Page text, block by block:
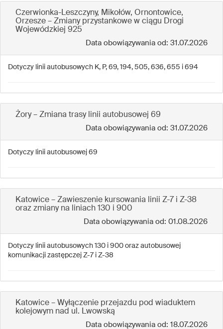
Czerwionka-Leszczyny, Mikołów, Ornontowice,
Orzesze – Zmiany przystankowe w ciągu Drogi
Wojewódzkiej 925
Data obowiązywania od: 31.07.2026
Dotyczy linii autobusowych K, P, 69, 194, 505, 636, 655 i 694
Żory – Zmiana trasy linii autobusowej 69
Data obowiązywania od: 31.07.2026
Dotyczy linii autobusowej 69
Katowice – Zawieszenie kursowania linii Z-7 i Z-38
oraz zmiany na liniach 130 i 900
Data obowiązywania od: 01.08.2026
Dotyczy linii autobusowych 130 i 900 oraz autobusowej
komunikacji zastępczej Z-7 i Z-38
Katowice – Wyłączenie przejazdu pod wiaduktem
kolejowym nad ul. Lwowską
Data obowiązywania od: 18.07.2026